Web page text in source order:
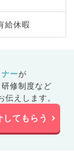
給休暇
ーが
修制度など
えします。
てもらう